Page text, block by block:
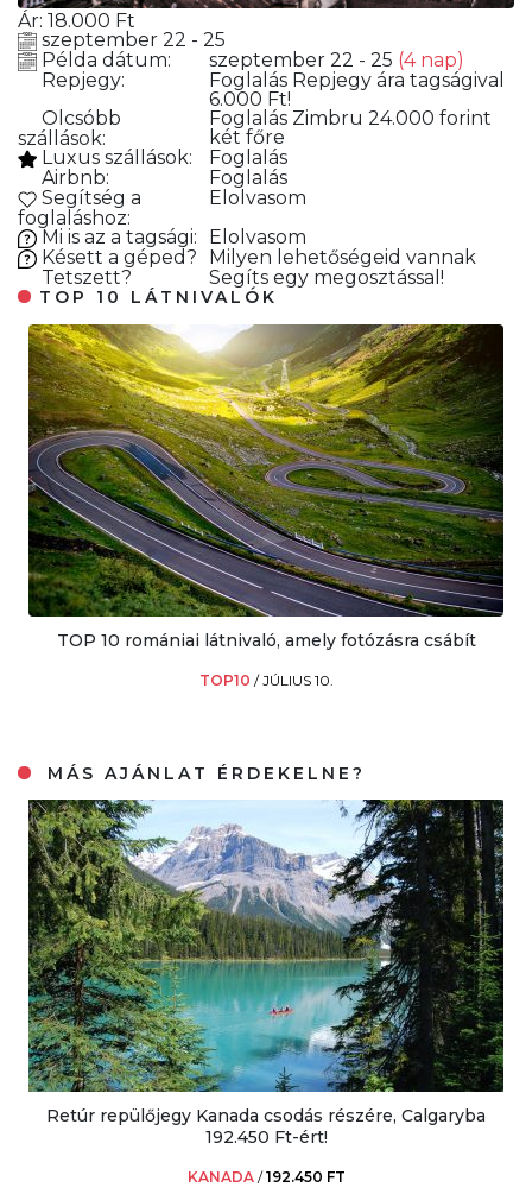
Ár: 18.000 Ft
szeptember 22 - 25
Példa dátum:
szeptember 22 - 25 (4 nap)
Repjegy:
Foglalás Repjegy ára tagságival
6.000 Ft!
Olcsóbb
szállások:
Foglalás Zimbru 24.000 forint
két főre
Luxus szállások:
Foglalás
Airbnb:
Foglalás
Segítség a
foglaláshoz:
Elolvasom
Mi is az a tagsági:
Elolvasom
Késett a géped?
Milyen lehetőségeid vannak
Tetszett?
Segíts egy megosztással!
TOP 10 LÁTNIVALÓK
TOP 10 romániai látnivaló, amely fotózásra csábít
TOP10 /JÚLIUS 10.
MÁS AJÁNLAT ÉRDEKELNE?
Retúr repülőjegy Kanada csodás részére, Calgaryba
192.450 Ft-ért!
KANADA /192.450 FT